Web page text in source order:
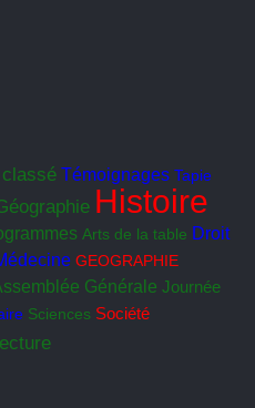
Témoignages Tapie
Histoire
Arts de la table Droit
GEOGRAPHIE
Générale Journée
Sciences Société